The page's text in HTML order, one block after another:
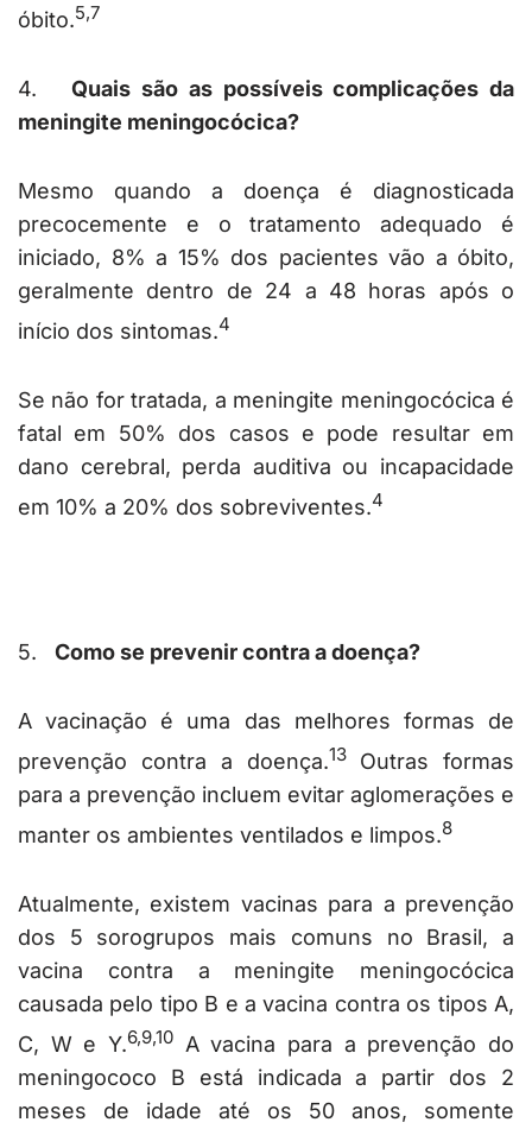
óbito.5,7
4.Quais são as possíveis complicações da
meningite meningocócica?
Mesmo quando a doença é diagnosticada
precocemente e o tratamento adequado é
iniciado, 8% a 15% dos pacientes vão a óbito,
geralmente dentro de 24 a 48 horas após o
início dos sintomas.4
Se não for tratada, a meningite meningocócica é
fatal em 50% dos casos e pode resultar em
dano cerebral, perda auditiva ou incapacidade
em 10% a 20% dos sobreviventes.4
5. Como se prevenir contra a doença?
A vacinação é uma das melhores formas de
prevenção contra a doença.13 Outras formas
para a prevenção incluem evitar aglomerações e
manter os ambientes ventilados e limpos.8
Atualmente, existem vacinas para a prevenção
dos 5 sorogrupos mais comuns no Brasil, a
vacina contra a meningite meningocócica
causada pelo tipo B e a vacina contra os tipos A,
C, W e Y.6,9,10 A vacina para a prevenção do
meningococo B está indicada a partir dos 2
meses de idade até os 50 anos, somente